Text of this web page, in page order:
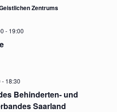
Zentrums
- 19:00
- 18:30
Behinderten- und
Saarland